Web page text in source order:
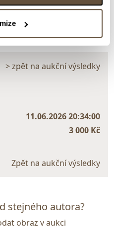
o autorovi
> zpět na aukční výsledky
11.06.2026 20:34:00
3 000 Kč
Zpět na aukční výsledky
stejného autora?
obraz v aukci